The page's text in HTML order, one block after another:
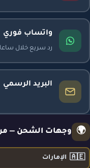
واتساب فوري
رد سريع خلال
البريد الرسمي
🌍 وجهات الشحن — من
🇦🇪 الإمارات